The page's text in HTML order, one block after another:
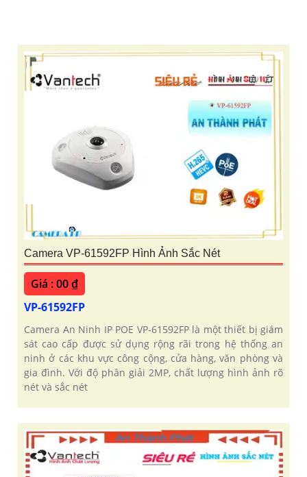
Camera VP-61592FP Hình Ảnh Sắc Nét
Giá : 00 ₫
VP-61592FP
Camera An Ninh IP POE VP-61592FP là một thiết bị giám
sát cao cấp được sử dụng rộng rãi trong hệ thống an
ninh ở các khu vực công cộng, cửa hàng, văn phòng và
gia đình. Với độ phân giải 2MP, chất lượng hình ảnh rõ
nét và sắc nét